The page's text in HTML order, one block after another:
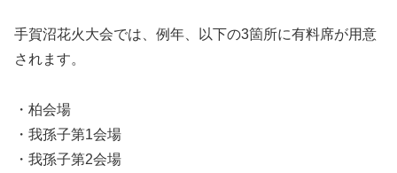
手賀沼花火大会では、例年、以下の3箇所に有料席が用意
されます。
・柏会場
・我孫子第1会場
・我孫子第2会場